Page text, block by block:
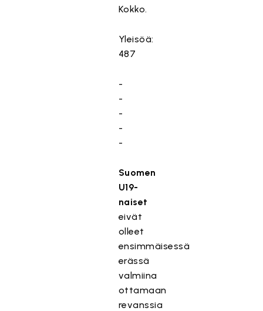
Kokko.
Yleisöä:
487
-
-
-
-
-
Suomen
U19-
naiset
eivät
olleet
ensimmäisessä
erässä
valmiina
ottamaan
revanssia